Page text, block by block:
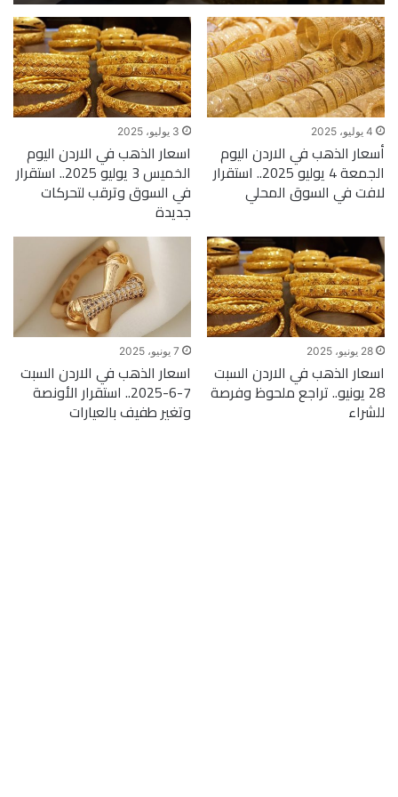
4 يوليو، 2025
أسعار الذهب في الاردن اليوم
الجمعة 4 يوليو 2025.. استقرار
لافت في السوق المحلي
3 يوليو، 2025
اسعار الذهب في الاردن اليوم
الخميس 3 يوليو 2025.. استقرار
في السوق وترقب لتحركات
جديدة
28 يونيو، 2025
اسعار الذهب في الاردن السبت
28 يونيو.. تراجع ملحوظ وفرصة
للشراء
7 يونيو، 2025
اسعار الذهب في الاردن السبت
7-6-2025.. استقرار الأونصة
وتغير طفيف بالعيارات